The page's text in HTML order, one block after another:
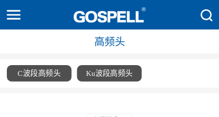
高频头
C波段高频头 Ku波段高频头